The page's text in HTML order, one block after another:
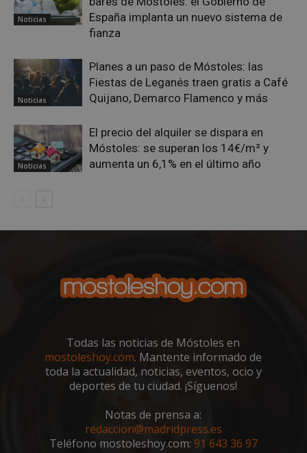
Noticias
España implanta un nuevo sistema de
fianza
Noticias
Planes a un paso de Móstoles: las
Fiestas de Leganés traen gratis a Café
Quijano, Demarco Flamenco y más
Noticias
El precio del alquiler se dispara en
Móstoles: se superan los 14€/m² y
aumenta un 6,1% en el último año
Todas las noticias de Móstoles en
mostoleshoy.com. Mantente informado de
toda la actualidad, noticias, eventos, ocio y
deportes de tu ciudad. ¡Síguenos!
Notas de prensa a:
redaccion@madridpress.es
Teléfono mostoleshoy.com: 91 643 36 97
__cf_bm
Cloudflare Inc.
29 minutos